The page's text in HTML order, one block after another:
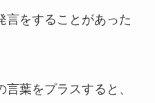
言をすることがあった
葉をプラスすると、